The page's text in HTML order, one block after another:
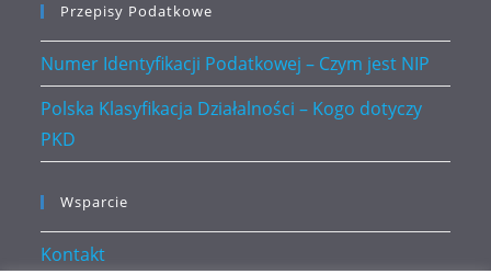
Przepisy Podatkowe
Numer Identyfikacji Podatkowej – Czym jest NIP
Polska Klasyfikacja Działalności – Kogo dotyczy
PKD
Wsparcie
Kontakt